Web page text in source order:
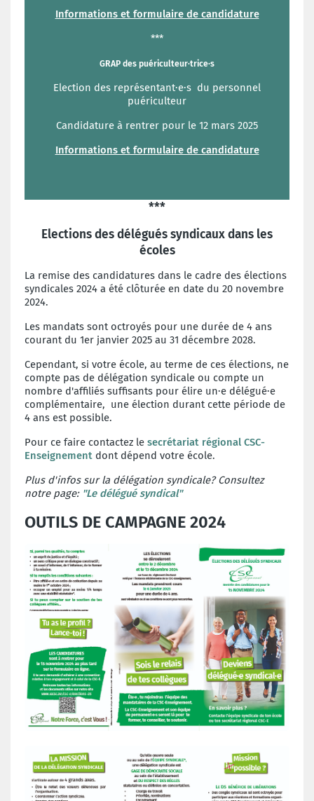
Informations et formulaire de candidature
***
GRAP des puériculteur·trice·s
Election des représentant·e·s du personnel
puériculteur
Candidature à rentrer pour le 12 mars 2025
Informations et formulaire de candidature
***
Elections des délégués syndicaux dans les
écoles
La remise des candidatures dans le cadre des élections
syndicales 2024 a été clôturée en date du 20 novembre
2024.
Les mandats sont octroyés pour une durée de 4 ans
courant du 1er janvier 2025 au 31 décembre 2028.
Cependant, si votre école, au terme de ces élections, ne
compte pas de délégation syndicale ou compte un
nombre d'affiliés suffisants pour élire un·e délégué·e
complémentaire, une élection durant cette période de
4 ans est possible.
Pour ce faire contactez le secrétariat régional CSC-
Enseignement dont dépend votre école.
Plus d'infos sur la délégation syndicale? Consultez
notre page: "Le délégué syndical"
OUTILS DE CAMPAGNE 2024